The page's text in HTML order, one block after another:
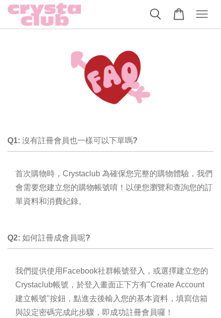
Q1: 沒有註冊會員也一樣可以下單嗎?
首次購物時，Crystaclub 為確保您完整的購物體驗，我們
會需要您建立您的購物帳號唷！以便您瀏覽和查詢您的訂
單資料和消費紀錄。
Q2: 如何註冊成會員呢?
我們提供使用Facebook社群帳號登入，或選擇建立您的
Crystaclub帳號，於登入畫面正下方有"Create Account
建立帳號"按鈕，點進去後輸入您的基本資料，填寫信箱
與設定密碼完成此步驟，即成功註冊會員囉！